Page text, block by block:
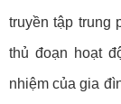
truyền tập trung
thủ đoạn hoạt
nhiệm của gia